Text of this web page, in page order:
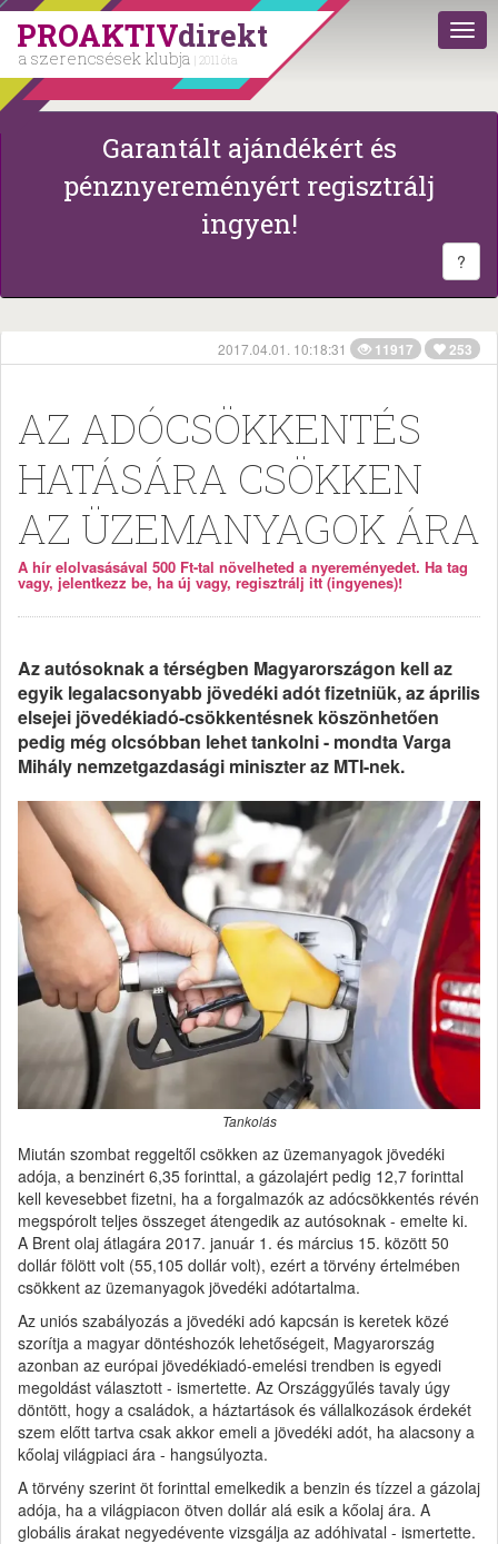
PROAKTIVdirekt
a szerencsések klubja | 2011 óta
Garantált ajándékért és
pénznyereményért regisztrálj
ingyen!
?
2017.04.01. 10:18:31 11917 253
AZ ADÓCSÖKKENTÉS
HATÁSÁRA CSÖKKEN
AZ ÜZEMANYAGOK ÁRA
A hír elolvasásával 500 Ft-tal növelheted a nyereményedet. Ha tag
vagy, jelentkezz be, ha új vagy, regisztrálj itt (ingyenes)!
Az autósoknak a térségben Magyarországon kell az
egyik legalacsonyabb jövedéki adót fizetniük, az április
elsejei jövedékiadó-csökkentésnek köszönhetően
pedig még olcsóbban lehet tankolni - mondta Varga
Mihály nemzetgazdasági miniszter az MTI-nek.
Tankolás
Miután szombat reggeltől csökken az üzemanyagok jövedéki
adója, a benzinért 6,35 forinttal, a gázolajért pedig 12,7 forinttal
kell kevesebbet fizetni, ha a forgalmazók az adócsökkentés révén
megspórolt teljes összeget átengedik az autósoknak - emelte ki.
A Brent olaj átlagára 2017. január 1. és március 15. között 50
dollár fölött volt (55,105 dollár volt), ezért a törvény értelmében
csökkent az üzemanyagok jövedéki adótartalma.
Az uniós szabályozás a jövedéki adó kapcsán is keretek közé
szorítja a magyar döntéshozók lehetőségeit, Magyarország
azonban az európai jövedékiadó-emelési trendben is egyedi
megoldást választott - ismertette. Az Országgyűlés tavaly úgy
döntött, hogy a családok, a háztartások és vállalkozások érdekét
szem előtt tartva csak akkor emeli a jövedéki adót, ha alacsony a
kőolaj világpiaci ára - hangsúlyozta.
A törvény szerint öt forinttal emelkedik a benzin és tízzel a gázolaj
adója, ha a világpiacon ötven dollár alá esik a kőolaj ára. A
globális árakat negyedévente vizsgálja az adóhivatal - ismertette.